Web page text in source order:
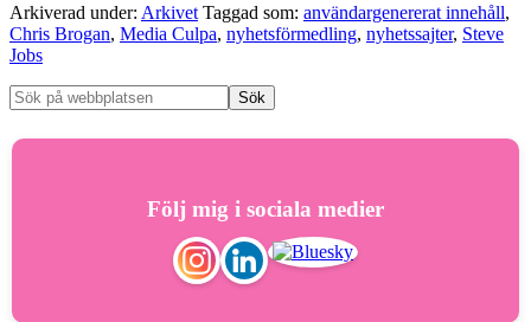
Arkiverad under: Arkivet Taggad som: användargenererat innehåll,
Chris Brogan, Media Culpa, nyhetsförmedling, nyhetssajter, Steve
Jobs
Följ mig i sociala medier